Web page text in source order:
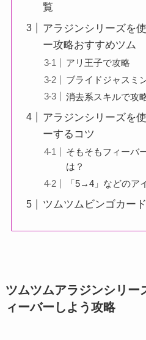
覧
アラジンシリーズを
ー攻略おすすめツム
アリ王子で攻略
ブライドジャスミ
消去系スキルで攻
アラジンシリーズを
ーするコツ
そもそもフィーバ
は？
「5→4」などのア
ツムツムビンゴカー
ツムツムアラジンシリー
ィーバーしよう攻略